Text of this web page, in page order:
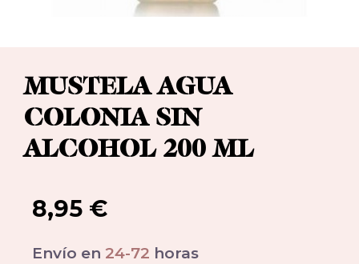
MUSTELA AGUA
COLONIA SIN
ALCOHOL 200 ML
8,95 €
Envío en 24-72 horas